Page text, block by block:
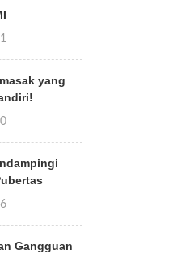
yang
Gangguan